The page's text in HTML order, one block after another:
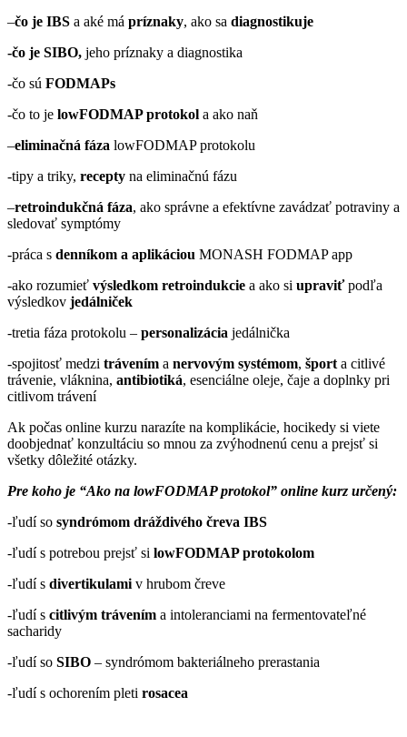
–čo je IBS a aké má príznaky, ako sa diagnostikuje
-čo je SIBO, jeho príznaky a diagnostika
-čo sú FODMAPs
-čo to je lowFODMAP protokol a ako naň
–eliminačná fáza lowFODMAP protokolu
-tipy a triky, recepty na eliminačnú fázu
–retroindukčná fáza, ako správne a efektívne zavádzať potraviny a
sledovať symptómy
-práca s denníkom a aplikáciou MONASH FODMAP app
-ako rozumieť výsledkom retroindukcie a ako si upraviťpodľa
výsledkov jedálniček
-tretia fáza protokolu – personalizácia jedálnička
-spojitosť medzi trávením a nervovým systémom, šport a citlivé
trávenie, vláknina, antibiotiká, esenciálne oleje, čaje a doplnky pri
citlivom trávení
Ak počas online kurzu narazíte na komplikácie, hocikedy si viete
doobjednať konzultáciu so mnou za zvýhodnenú cenu a prejsť si
všetky dôležité otázky.
Pre koho je “Ako na lowFODMAP protokol” online kurz určený:
-ľudí so syndrómom dráždivého čreva IBS
-ľudí s potrebou prejsť si lowFODMAP protokolom
-ľudí s divertikulami v hrubom čreve
-ľudí s citlivým trávením a intoleranciami na fermentovateľné
sacharidy
-ľudí so SIBO – syndrómom bakteriálneho prerastania
-ľudí s ochorením pleti rosacea